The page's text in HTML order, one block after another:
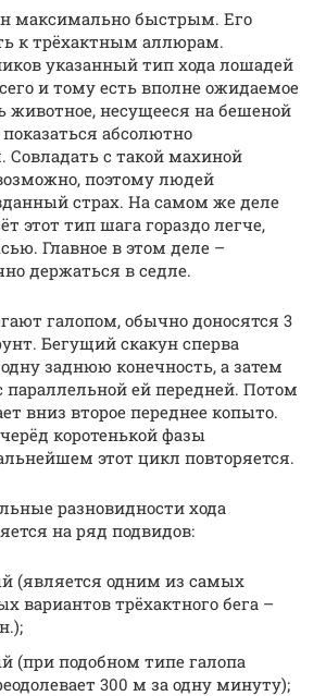
максимально быстрым. Его
к трёхактным аллюрам.
указанный тип хода лошадей
и тому есть вполне ожидаемое
животное, несущееся на бешеной
абсолютно
с такой махиной
поэтому людей
страх. На самом же деле
этот тип шага гораздо легче,
Главное в этом деле –
держаться в седле.
галопом, обычно доносятся 3
Бегущий скакун сперва
заднюю конечность, а затем
параллельной ей передней. Потом
вниз второе переднее копыто.
коротенькой фазы
этот цикл повторяется.
разновидности хода
на ряд подвидов:
(является одним из самых
вариантов трёхактного бега –
(при подобном типе галопа
300 м за одну минуту);